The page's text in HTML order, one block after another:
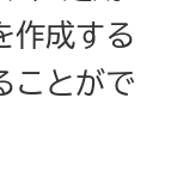
作成する
ことがで